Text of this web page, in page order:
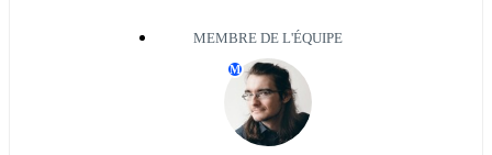
MEMBRE DE L'ÉQUIPE
M